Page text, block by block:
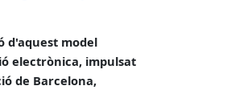
d'aquest model
electrònica, impulsat
de Barcelona,